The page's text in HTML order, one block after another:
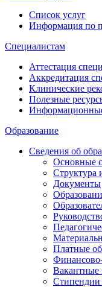
Список услуг
Информация по
Специалистам
Аттестация
Аккредитация
Клинические
Полезные
Образование
Сведения об
Основные
Структура
Документы
Платные
Финансово-
Вакантные